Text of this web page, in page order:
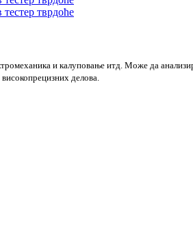
и калуповање итд. Може да
делова.